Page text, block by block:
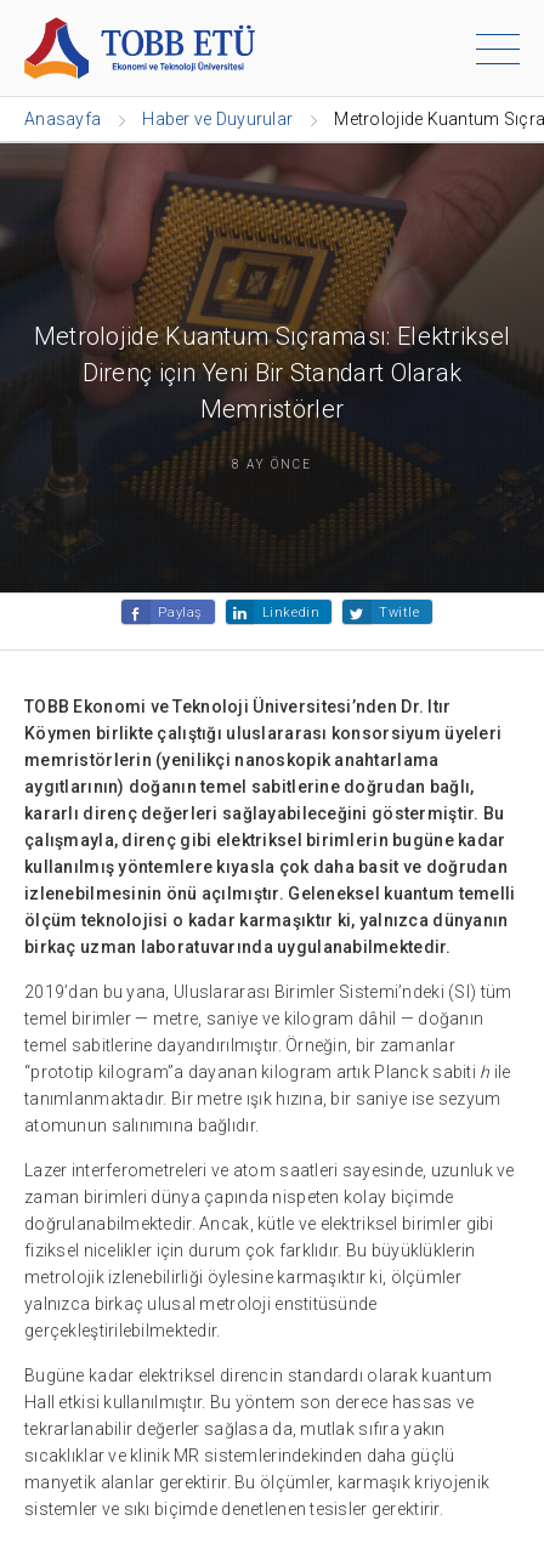
Anasayfa Haber ve Duyurular Metrolojide Kuantum
Metrolojide Kuantum Sıçraması: Elektriksel
Direnç için Yeni Bir Standart Olarak
Memristörler
8 AY ÖNCE
Paylaş Linkedin Twitle
TOBB Ekonomi ve Teknoloji Üniversitesi’nden Dr. Itır
Köymen birlikte çalıştığı uluslararası konsorsiyum üyeleri
memristörlerin (yenilikçi nanoskopik anahtarlama
aygıtlarının) doğanın temel sabitlerine doğrudan bağlı,
kararlı direnç değerleri sağlayabileceğini göstermiştir. Bu
çalışmayla, direnç gibi elektriksel birimlerin bugüne kadar
kullanılmış yöntemlere kıyasla çok daha basit ve doğrudan
izlenebilmesinin önü açılmıştır. Geleneksel kuantum temelli
ölçüm teknolojisi o kadar karmaşıktır ki, yalnızca dünyanın
birkaç uzman laboratuvarında uygulanabilmektedir.
2019’dan bu yana, Uluslararası Birimler Sistemi’ndeki (SI) tüm
temel birimler — metre, saniye ve kilogram dâhil — doğanın
temel sabitlerine dayandırılmıştır. Örneğin, bir zamanlar
“prototip kilogram”a dayanan kilogram artık Planck sabiti h ile
tanımlanmaktadır. Bir metre ışık hızına, bir saniye ise sezyum
atomunun salınımına bağlıdır.
Lazer interferometreleri ve atom saatleri sayesinde, uzunluk ve
zaman birimleri dünya çapında nispeten kolay biçimde
doğrulanabilmektedir. Ancak, kütle ve elektriksel birimler gibi
fiziksel nicelikler için durum çok farklıdır. Bu büyüklüklerin
metrolojik izlenebilirliği öylesine karmaşıktır ki, ölçümler
yalnızca birkaç ulusal metroloji enstitüsünde
gerçekleştirilebilmektedir.
Bugüne kadar elektriksel direncin standardı olarak kuantum
Hall etkisi kullanılmıştır. Bu yöntem son derece hassas ve
tekrarlanabilir değerler sağlasa da, mutlak sıfıra yakın
sıcaklıklar ve klinik MR sistemlerindekinden daha güçlü
manyetik alanlar gerektirir. Bu ölçümler, karmaşık kriyojenik
sistemler ve sıkı biçimde denetlenen tesisler gerektirir.